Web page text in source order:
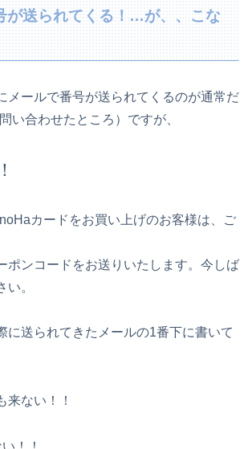
が送られてくる！…が、、こな
メールで番号が送られてくるのが通常だ
い合わせたところ）ですが、
カードをお買い上げのお客様は、ご
ンコードをお送りいたします。今しば
い。
に送られてきたメールの1番下に書いて
来ない！！
！！